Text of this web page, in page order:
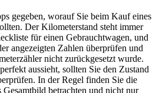
gegeben, worauf Sie beim Kauf eines
Der Kilometerstand steht immer
für einen Gebrauchtwagen, und
angezeigten Zahlen überprüfen und
nicht zurückgesetzt wurde.
aussieht, sollten Sie den Zustand
In der Regel finden Sie die
Gesamtbild betrachten und nicht nur